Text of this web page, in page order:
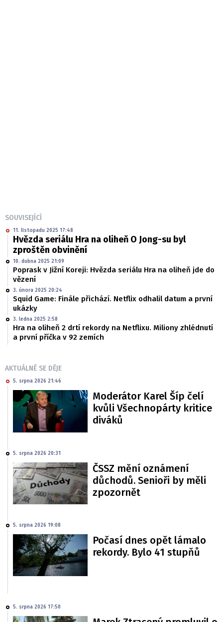
SOUVISEJÍCÍ
11. listopadu 2025 17:48
Hvězda seriálu Hra na oliheň O Jong-su byl
zproštěn obvinění
10. dubna 2025 21:09
Poprask v Jižní Koreji: Hvězda seriálu Hra na oliheň jde do
vězení
3. února 2025 20:24
Squid Game: Finále přichází. Netflix odhalil datum a první
ukázky
3. ledna 2025 2:58
Hra na oliheň 2 drtí rekordy na Netflixu. Miliony zhlédnutí
a první příčka v 92 zemích
AKTUÁLNĚ SE DĚJE
5. srpna 2026 21:46
Moderátor Karel Šíp čelí
kvůli Všechnopárty kritice
diváků
5. srpna 2026 20:31
ČSSZ mění oznámení
důchodů. Senioři by měli
zpozornět
5. srpna 2026 19:08
Počasí dnes opět lámalo
rekordy. Bylo 41 stupňů
5. srpna 2026 17:50